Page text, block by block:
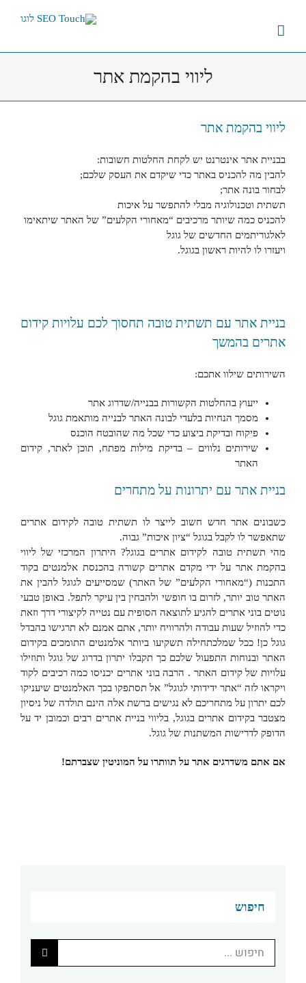
ליווי בהקמת אתר
ליווי בהקמת אתר
בבניית אתר אינטרנט יש לקחת החלטות חשובות:
להבין מה להכניס באתר כדי שיקדם את העסק שלכם;
לבחור בונה אתר;
תשתית וטכנולוגיה מבלי להתפשר על איכות
להכניס כמה שיותר מרכיבים “מאחורי הקלעים” של האתר שיתאימו
לאלגוריתמים החדשים של גוגל
ויעזרו לו להיות ראשון בגוגל.
בניית אתר עם תשתית טובה תחסוך לכם עלויות קידום
אתרים בהמשך
השירותים שילוו אתכם:
ייעוץ בהחלטות הקשורות בבנייה/שדרוג אתר
מסמך הנחיות בלעדי לבונה האתר לבנייה מותאמת גוגל
פיקוח ובדיקת ביצוע כדי שכל מה שהובטח הוכנס
שירותים נלווים – בדיקת מילות מפתח, תוכן לאתר, קידום
האתר
בניית אתר עם יתרונות על מתחרים
כשבונים אתר חדש חשוב לייצר לו תשתית טובה לקידום אתרים
שתאפשר לו לקבל בגוגל “ציון איכות” גבוה.
מהי תשתית טובה לקידום אתרים בגוגל? היתרון המרכזי של ליווי
בהקמת אתר על ידי מקדם אתרים קשורה בהכנסת אלמנטים בקוד
התכנות (“מאחורי הקלעים” של האתר) שמסייעים לגוגל להבין את
האתר טוב יותר, לזרום בו חופשי ולהבחין בין עיקר לתפל. באופן טבעי
נוטים בוני אתרים להגיע לתוצאה הסופית עם נטייה לקיצורי דרך וזאת
כדי להוזיל שעות עבודה ולהרוויח יותר, אתם אמנם לא תרגישו בהבדל
גוגל כן! ככל שמלכתחילה תשקיעו ביותר אלמנטים התומכים בקידום
האתר ובנוחות התפעול שלכם כך תקבלו יתרון בדרוג של גוגל ותוזילו
עלויות של קידום האתר . הרבה בוני אתרים יכניסו כמה רכיבים לקוד
ויקראו לזה “אתר ידידותי לגוגל” אל תסתפקו בכך האלמנטים שיעניקו
לכם יתרון על מתחריכם לא נגישים ברשת אלה הינם תולדה של ניסיון
מצטבר בקידום אתרים בגוגל, בליווי בניית אתרים רבים וכמובן יד על
הדופק לדרישות המשתנות של גוגל.
אם אתם משדרגים אתר על תוותרו על המוניטין שצברתם!
חיפוש